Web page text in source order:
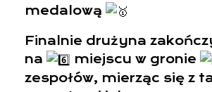
medalową
Finalnie drużyna
na
miejscu w gronie
zespołów, mierząc się z